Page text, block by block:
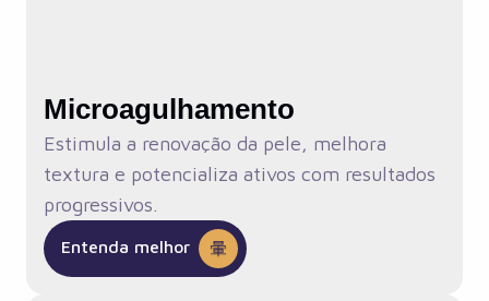
Microagulhamento
Estimula a renovação da pele, melhora
textura e potencializa ativos com resultados
progressivos.
Entenda melhor